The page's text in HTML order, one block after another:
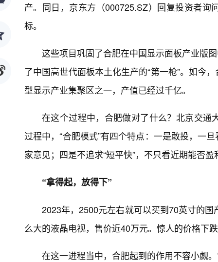
产。同日，京东方（000725.SZ）回复投资者
标。
这些项目巩固了合肥在中国显示面板产业版
了中国高世代面板本土化生产的“第一枪”。如今
型显示产业集聚区之一，产值已经过千亿。
在这个过程中，合肥做对了什么？北京交
过程中，“合肥模式”有四个特点：一是敢投，一
家意见；四是不追求“短平快”，不只看近期能否盈
“拿得起，放得下”
2023年，2500元左右就可以买到70英寸的
么大的液晶电视，售价近40万元。惊人的价格下
在这一进程当中，合肥起到的作用不容小觑